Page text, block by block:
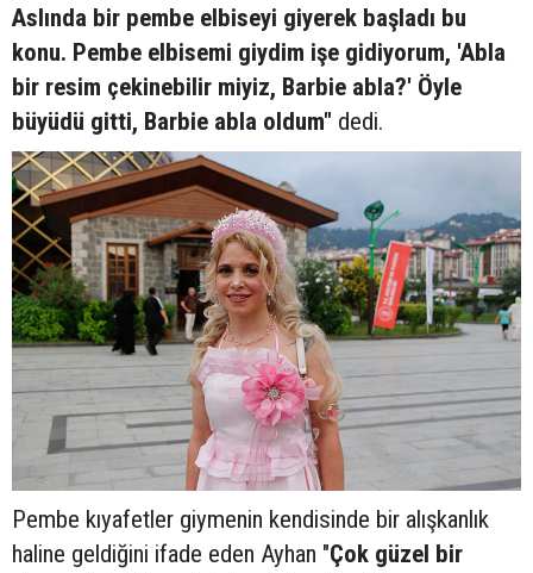
Aslında bir pembe elbiseyi giyerek başladı bu
konu. Pembe elbisemi giydim işe gidiyorum, 'Abla
bir resim çekinebilir miyiz, Barbie abla?' Öyle
büyüdü gitti, Barbie abla oldum" dedi.
Pembe kıyafetler giymenin kendisinde bir alışkanlık
haline geldiğini ifade eden Ayhan "Çok güzel bir